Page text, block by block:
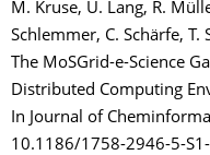
M. Kruse, U. Lang, R.
Schlemmer, C. Schärfe, T.
The MoSGrid-e-Science
Distributed Computing
In Journal of
10.1186/1758-2946-5-